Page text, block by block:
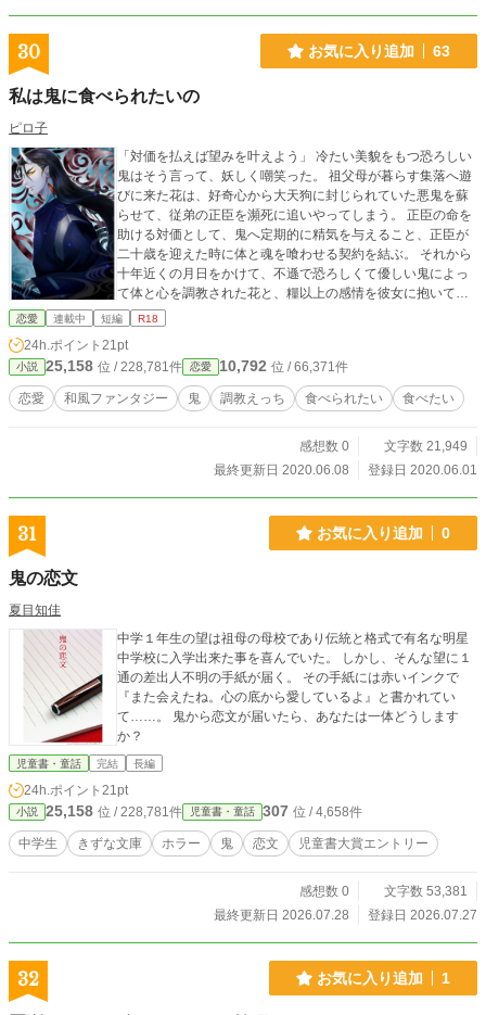
30 お気に入り追加 63
私は鬼に食べられたいの
ピロ子
「対価を払えば望みを叶えよう」 冷たい美貌をもつ恐ろしい
鬼はそう言って、妖しく嘲笑った。 祖父母が暮らす集落へ遊
びに来た花は、好奇心から大天狗に封じられていた悪鬼を蘇
らせて、従弟の正臣を瀕死に追いやってしまう。 正臣の命を
助ける対価として、鬼へ定期的に精気を与えること、正臣が
二十歳を迎えた時に体と魂を喰わせる契約を結ぶ。 それから
十年近くの月日をかけて、不遜で恐ろしくて優しい鬼によっ
て体と心を調教された花と、糧以上の感情を彼女に抱いてし
まった鬼の話。 性描写多目。 待鳥園子さん作「はつこい天
容もすこしクロスオーバーしています。 素敵な表紙イラスト
は氷川こち様に描いていただきました。 ムーンライトノベル
にも掲載しています。
恋愛 連載中 短編 R18
24h.ポイント 21pt
小説 25,158 位 / 228,781件 恋愛 10,792 位 / 66,371件
恋愛 和風ファンタジー 鬼 調教えっち 食べられたい 食べたい
感想数 0
文字数 21,949
最終更新日 2020.06.08
登録日 2020.06.01
31 お気に入り追加 0
鬼の恋文
夏目知佳
中学１年生の望は祖母の母校であり伝統と格式で有名な明星
中学校に入学出来た事を喜んでいた。 しかし、そんな望に１
通の差出人不明の手紙が届く。 その手紙には赤いインクで
『また会えたね。心の底から愛しているよ』と書かれてい
て……。 鬼から恋文が届いたら、あなたは一体どうします
か？
児童書・童話 完結 長編
24h.ポイント 21pt
小説 25,158 位 / 228,781件 児童書・童話 307 位 / 4,658件
中学生 きずな文庫 ホラー 鬼 恋文 児童書大賞エントリー
感想数 0
文字数 53,381
最終更新日 2026.07.28
登録日 2026.07.27
32 お気に入り追加 1